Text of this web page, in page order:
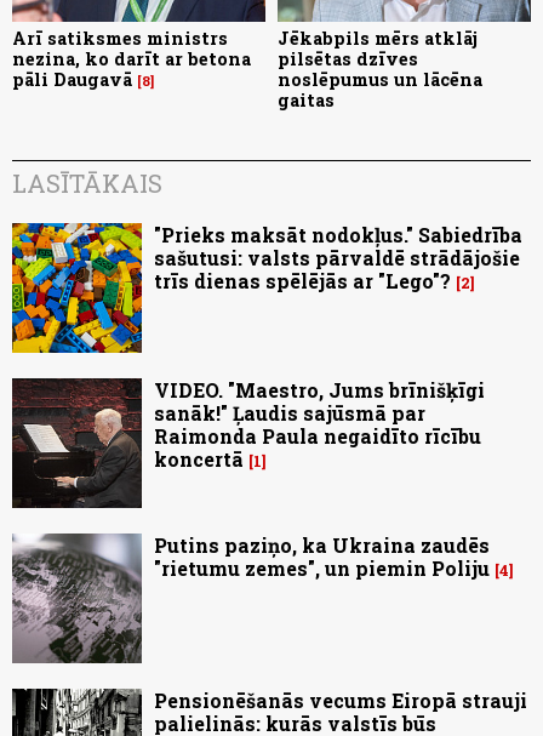
Arī satiksmes ministrs
nezina, ko darīt ar betona
pāli Daugavā 8
Jēkabpils mērs atklāj
pilsētas dzīves
noslēpumus un lācēna
gaitas
LASĪTĀKAIS
"Prieks maksāt nodokļus." Sabiedrība
sašutusi: valsts pārvaldē strādājošie
trīs dienas spēlējās ar "Lego"?
2
VIDEO. "Maestro, Jums brīnišķīgi
sanāk!" Ļaudis sajūsmā par
Raimonda Paula negaidīto rīcību
koncertā
1
Putins paziņo, ka Ukraina zaudēs
"rietumu zemes", un piemin Poliju 4
Pensionēšanās vecums Eiropā strauji
palielinās: kurās valstīs būs